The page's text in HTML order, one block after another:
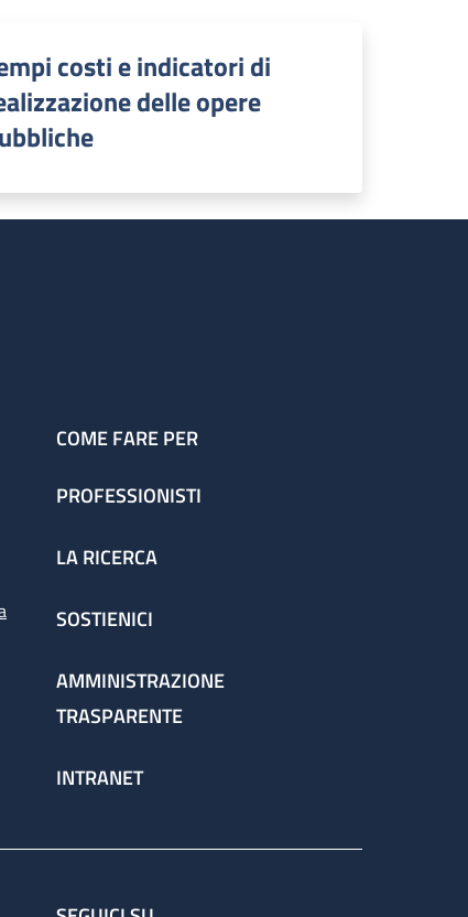
costi e indicatori di
delle opere
COME FARE PER
PROFESSIONISTI
LA RICERCA
SOSTIENICI
AMMINISTRAZIONE
TRASPARENTE
INTRANET